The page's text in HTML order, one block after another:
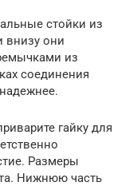
стойки из
внизу они
из
соединения
гайку для
Размеры
Нижнюю часть